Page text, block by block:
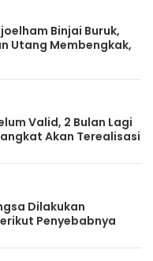
Binjai Buruk,
Utang Membengkak,
Valid, 2 Bulan Lagi
Akan Terealisasi
Dilakukan
Penyebabnya